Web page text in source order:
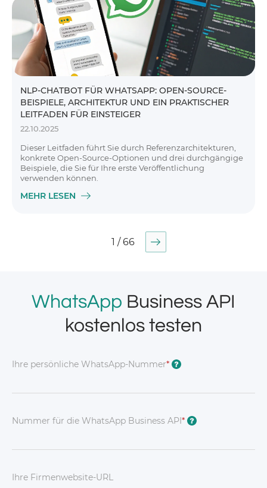
NLP-CHATBOT FÜR WHATSAPP: OPEN-SOURCE-
BEISPIELE, ARCHITEKTUR UND EIN PRAKTISCHER
LEITFADEN FÜR EINSTEIGER
22.10.2025
Dieser Leitfaden führt Sie durch Referenzarchitekturen,
konkrete Open-Source-Optionen und drei durchgängige
Beispiele, die Sie für Ihre erste Veröffentlichung
verwenden können.
MEHR LESEN
1 / 66
WhatsApp Business API
kostenlos testen
Ihre persönliche WhatsApp-Nummer* ?
Nummer für die WhatsApp Business API* ?
Ihre Firmenwebsite-URL